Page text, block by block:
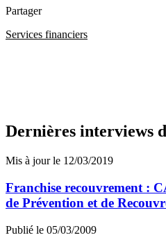
Partager
Services financiers
Dernières interviews
Mis à jour le 12/03/2019
Franchise recouvrement :
de Prévention et de
Publié le 05/03/2009